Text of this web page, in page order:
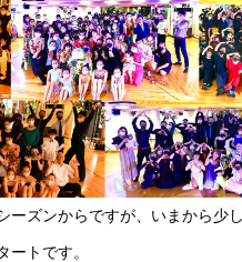
ーズンからですが、いまから少
ートです。